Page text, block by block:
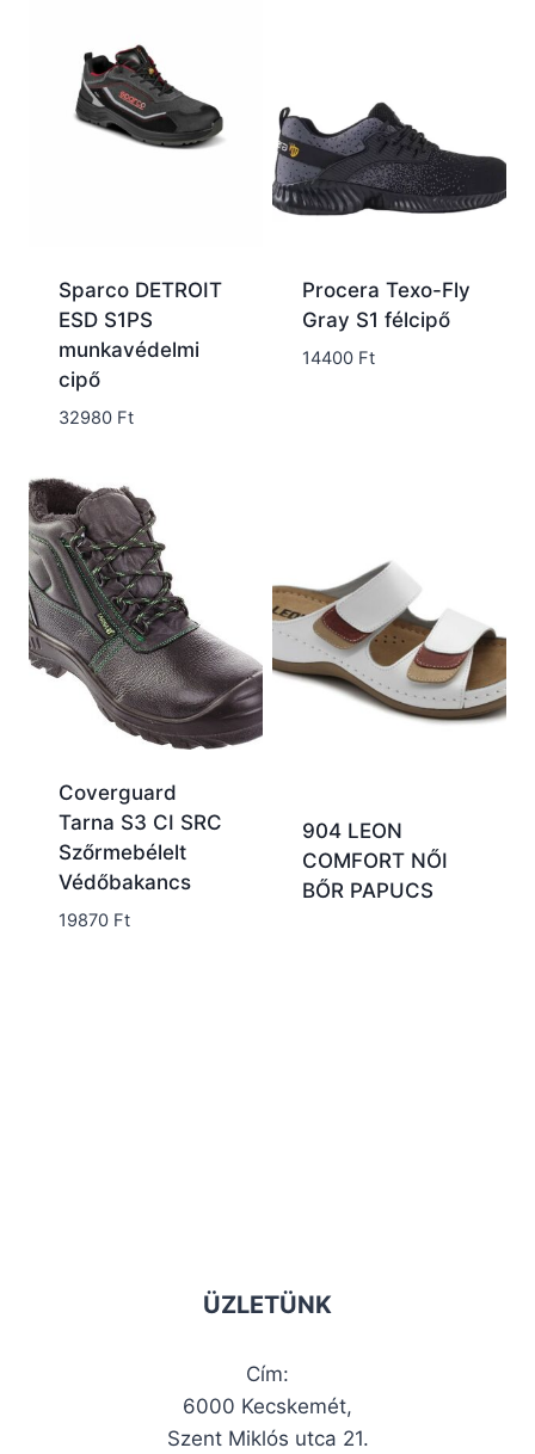
Sparco DETROIT
ESD S1PS
munkavédelmi
cipő
32980 Ft
Procera Texo-Fly
Gray S1 félcipő
14400 Ft
Coverguard
Tarna S3 CI SRC
Szőrmebélelt
Védőbakancs
19870 Ft
904 LEON
COMFORT NŐI
BŐR PAPUCS
ÜZLETÜNK
Cím:
6000 Kecskemét,
Szent Miklós utca 21.